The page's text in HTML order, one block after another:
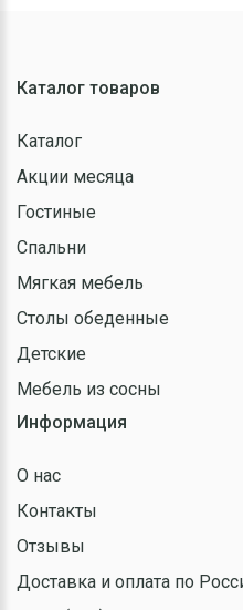
Каталог товаров
Каталог
Акции месяца
Гостиные
Спальни
Мягкая мебель
Столы обеденные
Детские
Мебель из сосны
Информация
О нас
Контакты
Отзывы
Доставка и оплата по